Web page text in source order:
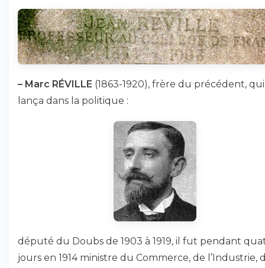
– Marc RÉVILLE (1863-1920), frère du précédent, qui
lança dans la politique :
député du Doubs de 1903 à 1919, il fut pendant
jours en 1914 ministre du Commerce, de l’Industrie,